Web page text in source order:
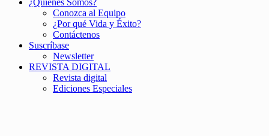
¿Quiénes Somos?
Conozca al Equipo
¿Por qué Vida y Éxito?
Contáctenos
Suscríbase
Newsletter
REVISTA DIGITAL
Revista digital
Ediciones Especiales